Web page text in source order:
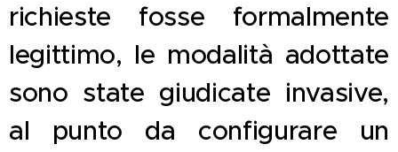
richieste fosse formalmente
legittimo, le modalità adottate
sono state giudicate invasive,
al punto da configurare un